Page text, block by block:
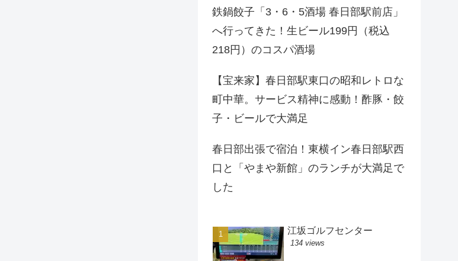
鉄鍋餃子「3・6・5酒場 春日部駅前店」
へ行ってきた！生ビール199円（税込
218円）のコスパ酒場
【宝来家】春日部駅東口の昭和レトロな
町中華。サービス精神に感動！酢豚・餃
子・ビールで大満足
春日部出張で宿泊！東横イン春日部駅西
口と「やまや新館」のランチが大満足で
した
江坂ゴルフセンター
134 views